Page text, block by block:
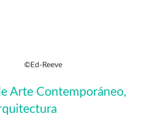
©Ed-Reeve
Arte Contemporáneo,